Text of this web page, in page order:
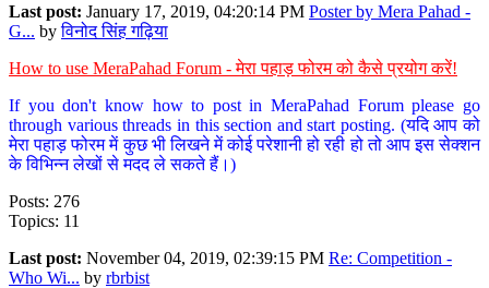
Last post: January 17, 2019, 04:20:14 PM Poster by Mera Pahad -
G... byविनोद सिंह गढ़िया
How to use MeraPahad Forum - मेरा पहाड़ फोरम को कैसे प्रयोग करें!
If you don't know how to post in MeraPahad Forum please go
through various threads in this section and start posting. (यदि आप को
मेरा पहाड़ फोरम में कुछ भी लिखने में कोई परेशानी हो रही हो तो आप इस सेक्शन
के विभिन्न लेखों से मदद ले सकते हैं।)
Posts: 276
Topics: 11
Last post: November 04, 2019, 02:39:15 PM Re: Competition -
Who Wi... by rbrbist